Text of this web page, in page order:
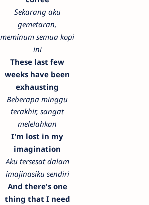
Sekarang aku
gemetaran,
meminum semua kopi
ini
These last few
weeks have been
exhausting
Beberapa minggu
terakhir, sangat
melelahkan
I'm lost in my
imagination
Aku tersesat dalam
imajinasiku sendiri
And there's one
thing that I need